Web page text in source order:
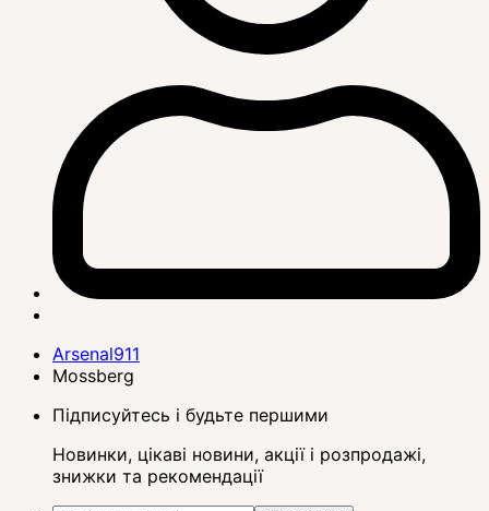
Arsenal911
Mossberg
Підписуйтесь і будьте першими
Новинки, цікаві новини, акції і розпродажі,
знижки та рекомендації